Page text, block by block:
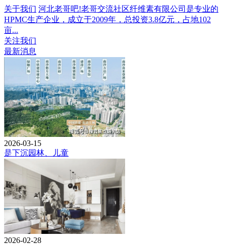
关于我们 河北老哥吧!老哥交流社区纤维素有限公司是专业的
HPMC生产企业，成立于2009年，总投资3.8亿元，占地102
亩...
关注我们
最新消息
2026-03-15
是下沉园林、儿童
2026-02-28